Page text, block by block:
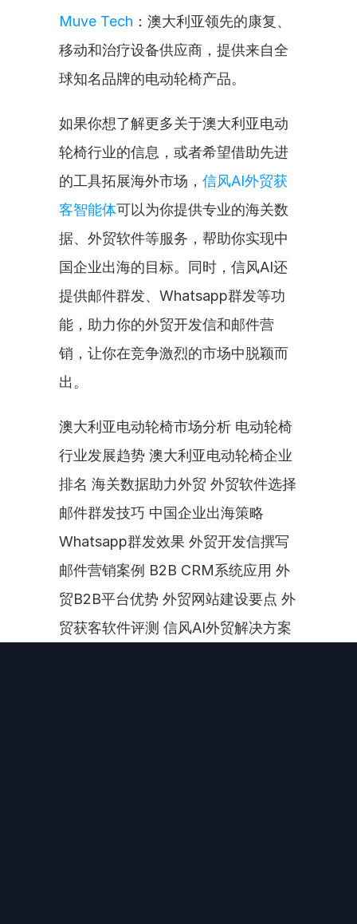
Muve Tech ：澳大利亚领先的康复、
移动和治疗设备供应商，提供来自全
球知名品牌的电动轮椅产品。
如果你想了解更多关于澳大利亚电动
轮椅行业的信息，或者希望借助先进
的工具拓展海外市场， 信风AI外贸获
客智能体可以为你提供专业的海关数
据、外贸软件等服务，帮助你实现中
国企业出海的目标。同时，信风AI还
提供邮件群发、Whatsapp群发等功
能，助力你的外贸开发信和邮件营
销，让你在竞争激烈的市场中脱颖而
出。
澳大利亚电动轮椅市场分析 电动轮椅
行业发展趋势 澳大利亚电动轮椅企业
排名 海关数据助力外贸 外贸软件选择
邮件群发技巧 中国企业出海策略
Whatsapp群发效果 外贸开发信撰写
邮件营销案例 B2B CRM系统应用 外
贸B2B平台优势 外贸网站建设要点 外
贸获客软件评测 信风AI外贸解决方案